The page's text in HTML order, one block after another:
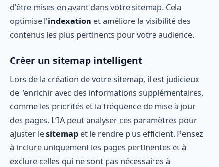
d'être mises en avant dans votre sitemap. Cela
optimise l'indexation et améliore la visibilité des
contenus les plus pertinents pour votre audience.
Créer un sitemap intelligent
Lors de la création de votre sitemap, il est judicieux
de l’enrichir avec des informations supplémentaires,
comme les priorités et la fréquence de mise à jour
des pages. L’IA peut analyser ces paramètres pour
ajuster lesitemap et le rendre plus efficient. Pensez
à inclure uniquement les pages pertinentes et à
exclure celles qui ne sont pas nécessaires à